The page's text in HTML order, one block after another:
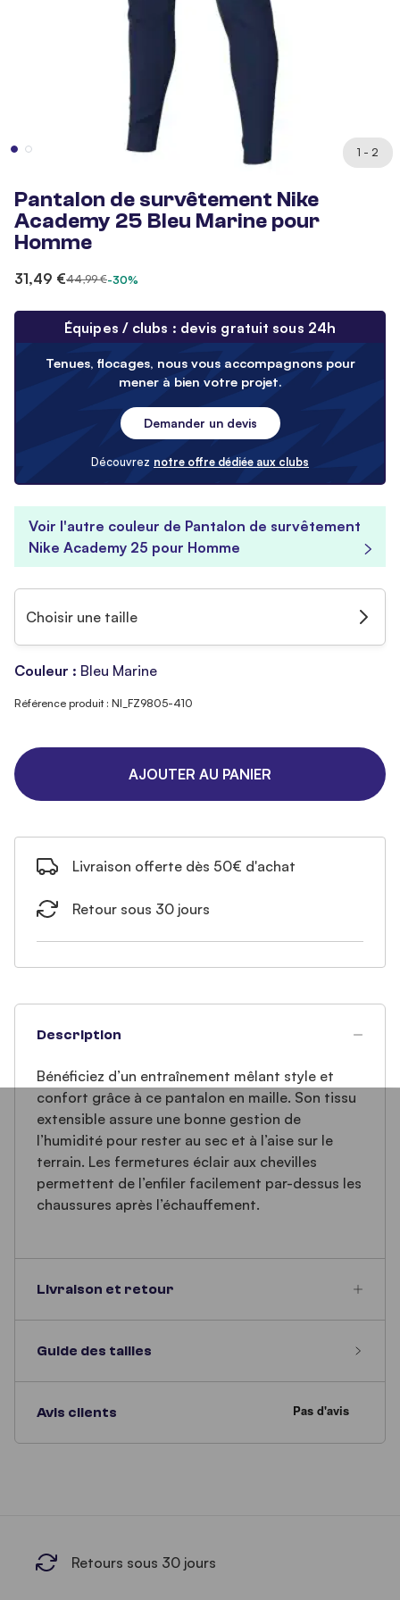
1 - 2
Pantalon de survêtement Nike
Academy 25 Bleu Marine pour
Homme
31,49 €44,99 €-30%
Équipes / clubs : devis gratuit sous 24h
Tenues, flocages, nous vous accompagnons pour
mener à bien votre projet.
Demander un devis
Découvrez notre offre dédiée aux clubs
Voir l'autre couleur de Pantalon de survêtement
Nike Academy 25 pour Homme
Choisir une taille
Couleur : Bleu Marine
Référence produit : NI_FZ9805-410
AJOUTER AU PANIER
Livraison offerte dès 50€ d'achat
Retour sous 30 jours
Description
Bénéficiez d’un entraînement mêlant style et
confort grâce à ce pantalon en maille. Son tissu
extensible assure une bonne gestion de
l’humidité pour rester au sec et à l’aise sur le
terrain. Les fermetures éclair aux chevilles
permettent de l’enfiler facilement par-dessus les
chaussures après l’échauffement.
Livraison et retour
Guide des tailles
Avis clients
Retours sous 30 jours